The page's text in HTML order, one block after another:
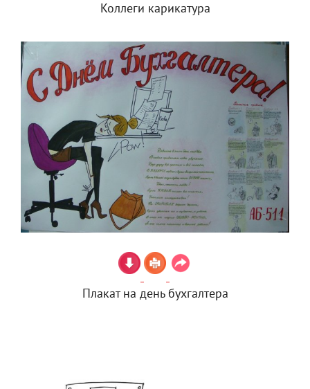
Коллеги карикатура
Плакат на день бухгалтера